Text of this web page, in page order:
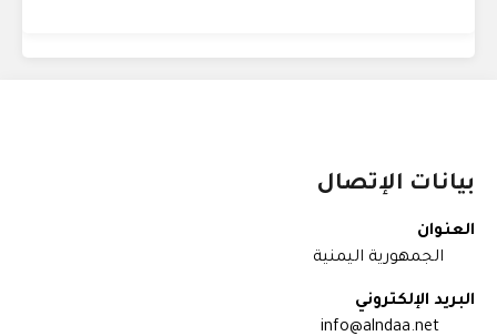
بيانات الإتصال
العنوان
الجمهورية اليمنية
البريد الإلكتروني
info@alndaa.net